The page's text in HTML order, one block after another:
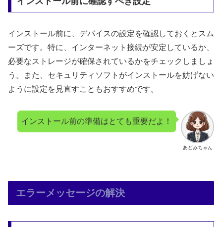
インストール前に、デバイスの設定を確認しておくとスム
ーズです。特に、インターネット接続が安定しているか、
必要なストレージが確保されているかをチェックしましょ
う。また、セキュリティソフトがインストールを妨げない
ように設定を見直すこともおすすめです。
あどみちゃん
インストール前の準備はとても重要だよ！
エラーメッセージの解決